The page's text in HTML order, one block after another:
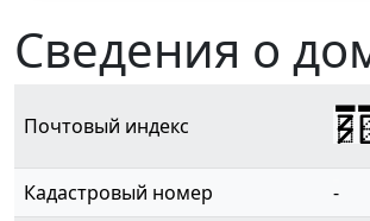
Сведения о
Почтовый индекс
Кадастровый номер
-